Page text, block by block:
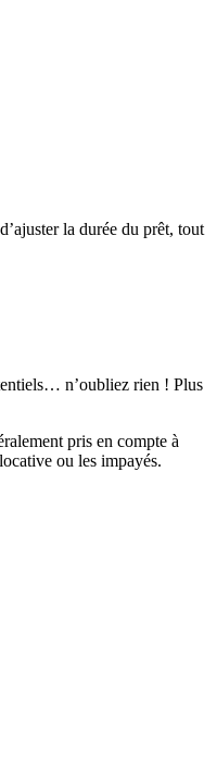
la durée du prêt, tout
n’oubliez rien ! Plus
pris en compte à
ou les impayés.